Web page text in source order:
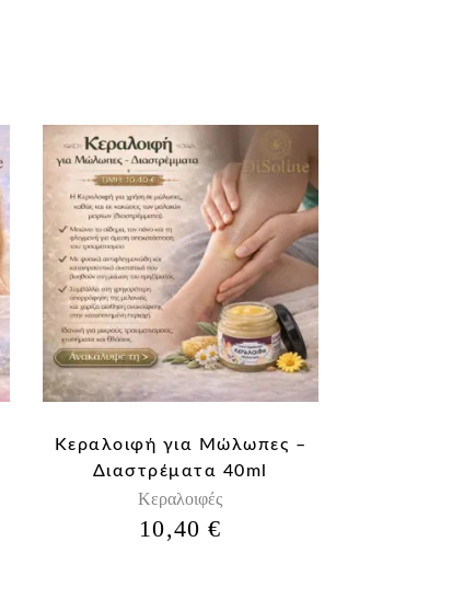
Κεραλοιφή για Μώλωπες –
Διαστρέματα 40ml
Κεραλοιφές
10,40 €